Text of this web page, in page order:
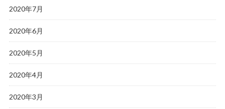
2020年7月
2020年6月
2020年5月
2020年4月
2020年3月